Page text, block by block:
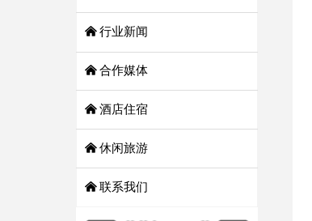
낀 行业新闻
낀 合作媒体
낀 酒店住宿
낀 休闲旅游
낀 联系我们